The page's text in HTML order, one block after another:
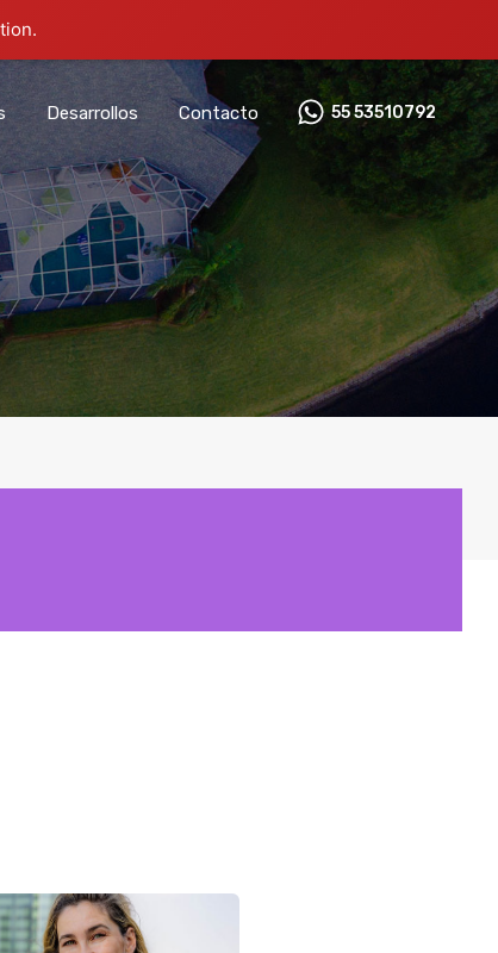
Desarrollos Contacto 55 53510792‬